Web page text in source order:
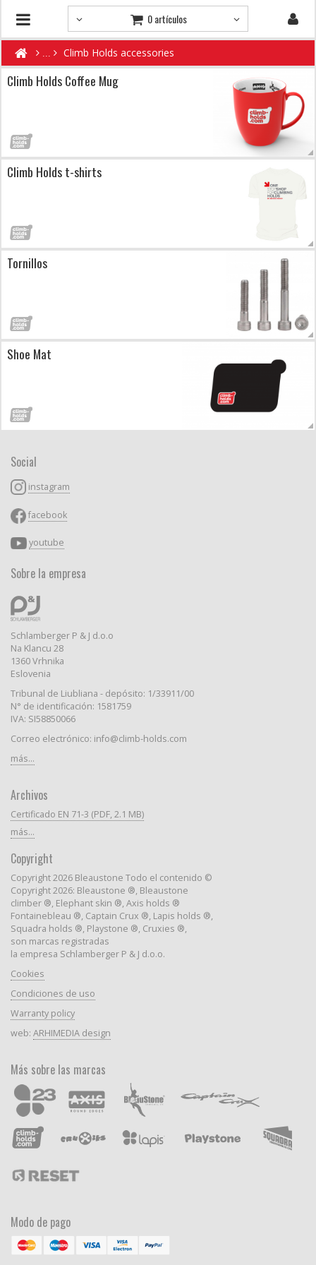
0 artículos
Climb Holds accessories
Climb Holds Coffee Mug
Climb Holds t-shirts
Tornillos
Shoe Mat
Social
instagram
facebook
youtube
Sobre la empresa
Schlamberger P & J d.o.o
Na Klancu 28
1360 Vrhnika
Eslovenia
Tribunal de Liubliana - depósito: 1/33911/00
N° de identificación: 1581759
IVA: SI58850066
Correo electrónico: info@climb-holds.com
más...
Archivos
Certificado EN 71-3 (PDF, 2.1 MB)
más...
Copyright
Copyright 2026 Bleaustone Todo el contenido ©
Copyright 2026: Bleaustone ®, Bleaustone
climber ®, Elephant skin ®, Axis holds ®
Fontainebleau ®, Captain Crux ®, Lapis holds ®,
Squadra holds ®, Playstone ®, Cruxies ®,
son marcas registradas
la empresa Schlamberger P & J d.o.o.
Cookies
Condiciones de uso
Warranty policy
web: ARHIMEDIA design
Más sobre las marcas
Modo de pago